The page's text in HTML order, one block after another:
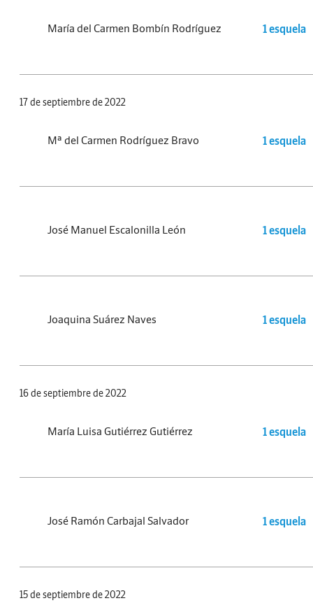
María del Carmen Bombín Rodríguez 1 esquela
17 de septiembre de 2022
Mª del Carmen Rodríguez Bravo 1 esquela
José Manuel Escalonilla León 1 esquela
Joaquina Suárez Naves 1 esquela
16 de septiembre de 2022
María Luisa Gutiérrez Gutiérrez 1 esquela
José Ramón Carbajal Salvador 1 esquela
15 de septiembre de 2022